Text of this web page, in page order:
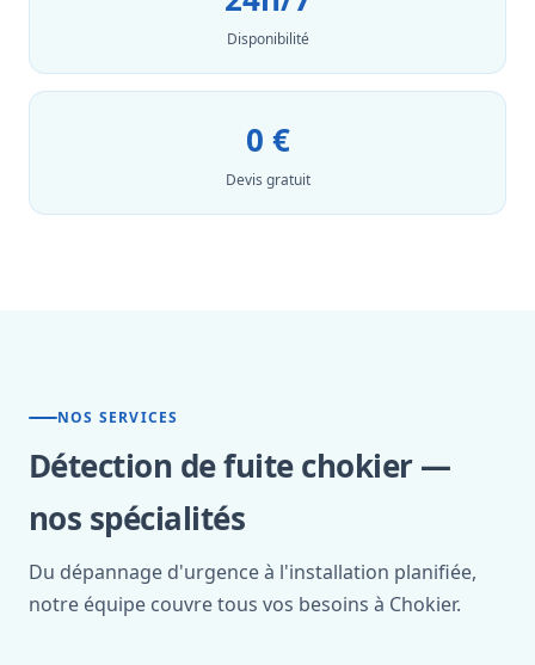
Disponibilité
0 €
Devis gratuit
NOS SERVICES
Détection de fuite chokier —
nos spécialités
Du dépannage d'urgence à l'installation planifiée,
notre équipe couvre tous vos besoins à Chokier.